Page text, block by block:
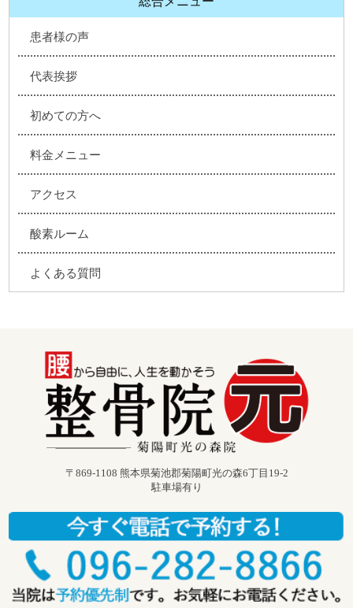
患者様の声
代表挨拶
初めての方へ
料金メニュー
アクセス
酸素ルーム
よくある質問
〒869-1108 熊本県菊池郡菊陽町光の森6丁目19-2
駐車場有り